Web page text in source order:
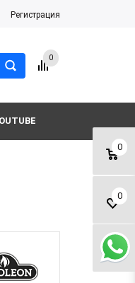
Регистрация
0
0
0